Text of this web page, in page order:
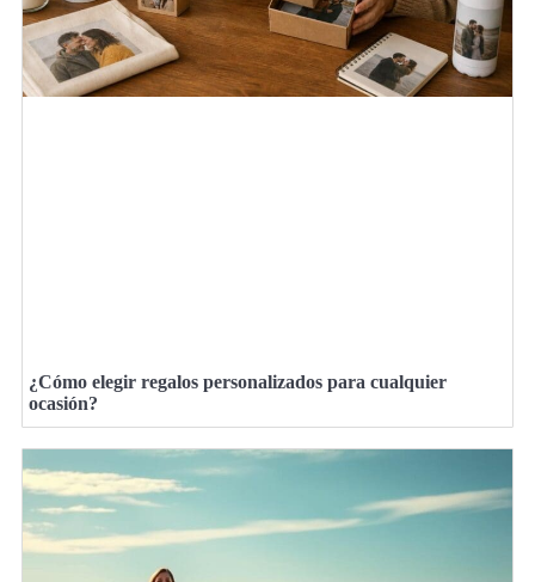
¿Cómo elegir regalos personalizados para cualquier
ocasión?